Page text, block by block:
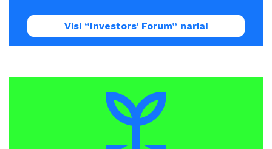
Visi “Investors’ Forum” nariai